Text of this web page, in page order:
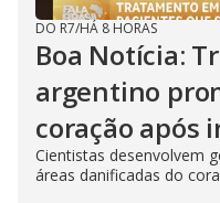
DO R7/HÁ 8 HORAS
Boa Notícia:
argentino
coração após
Cientistas desenvolvem
áreas danificadas do